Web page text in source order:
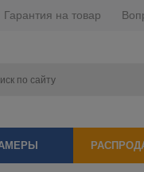
Гарантия на товар